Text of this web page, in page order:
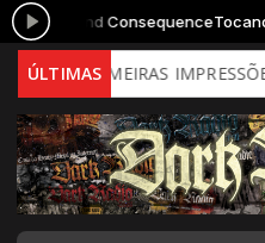
Truth and ConsequenceTocando
ÚLTIMAS
PRIMEIRAS IMPRESSÕES: